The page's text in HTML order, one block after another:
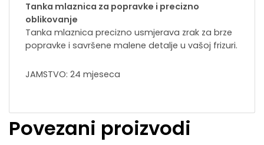
Tanka mlaznica za popravke i precizno
oblikovanje
Tanka mlaznica precizno usmjerava zrak za brze
popravke i savršene malene detalje u vašoj frizuri.
JAMSTVO: 24 mjeseca
Povezani proizvodi